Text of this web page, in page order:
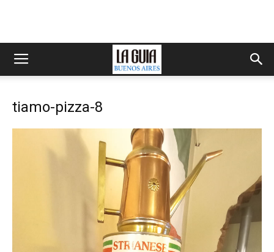
tiamo-pizza-8